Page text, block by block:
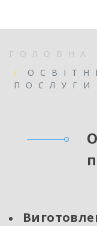
ГОЛОВНА
ПОСЛУГИ